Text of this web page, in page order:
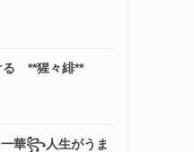
る **猩々緋**
華꧂人生がうま